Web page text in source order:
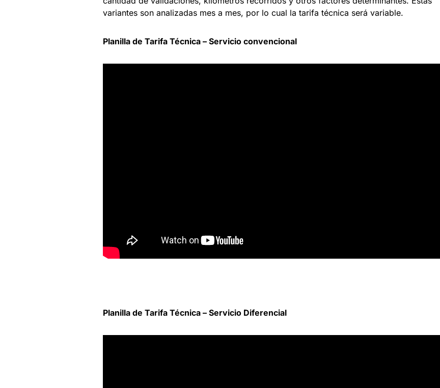
variantes son analizadas mes a mes, por lo cual la tarifa técnica será variable.
Planilla de Tarifa Técnica – Servicio convencional
Planilla de Tarifa Técnica – Servicio Diferencial